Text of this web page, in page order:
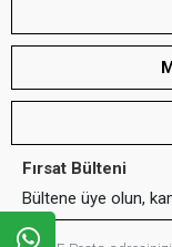
Fırsat Bülteni
Bültene üye olun,